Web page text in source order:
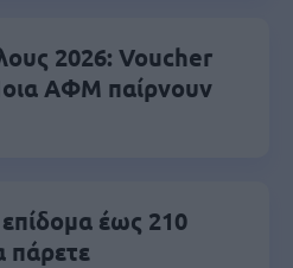
2026: Voucher
ΑΦΜ παίρνουν
έως 210